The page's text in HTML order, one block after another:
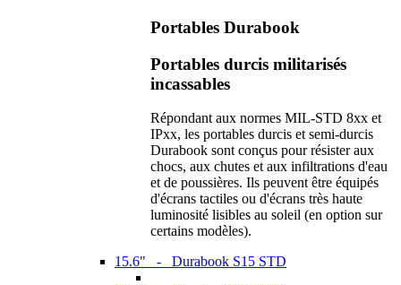
Portables Durabook
Portables durcis militarisés
incassables
Répondant aux normes MIL-STD 8xx et
IPxx, les portables durcis et semi-durcis
Durabook sont conçus pour résister aux
chocs, aux chutes et aux infiltrations d'eau
et de poussières. Ils peuvent être équipés
d'écrans tactiles ou d'écrans très haute
luminosité lisibles au soleil (en option sur
certains modèles).
15.6" - Durabook S15 STD